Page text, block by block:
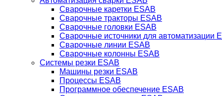
Сварочные каретки ESAB
Сварочные тракторы ESAB
Сварочные головки ESAB
Сварочные источники для автоматизации
Сварочные линии ESAB
Сварочные колонны ESAB
Системы резки ESAB
Машины резки ESAB
Процессы ESAB
Программное обеспечение ESAB